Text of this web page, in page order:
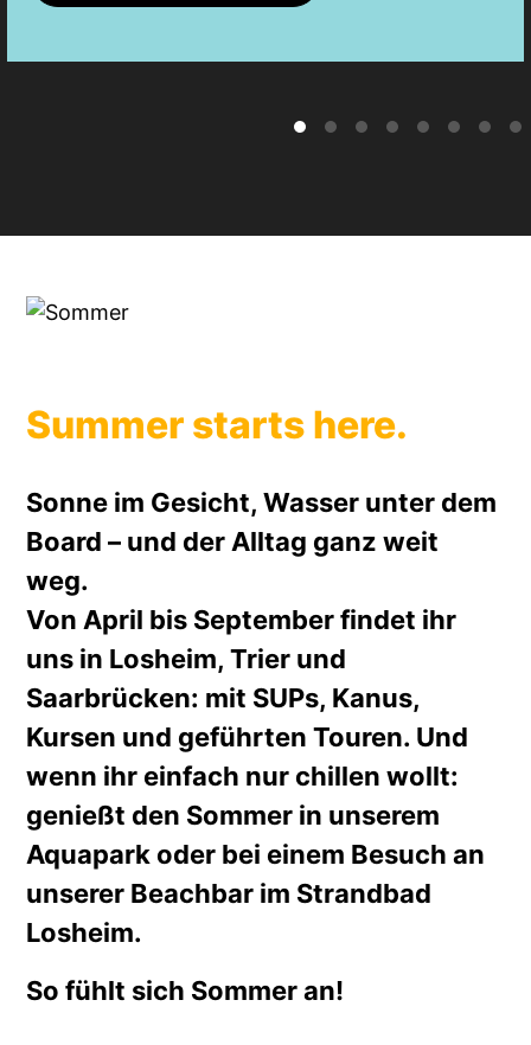
Summer starts here.
Sonne im Gesicht, Wasser unter dem
Board – und der Alltag ganz weit
weg.
Von April bis September findet ihr
uns in Losheim, Trier und
Saarbrücken: mit SUPs, Kanus,
Kursen und geführten Touren. Und
wenn ihr einfach nur chillen wollt:
genießt den Sommer in unserem
Aquapark oder bei einem Besuch an
unserer Beachbar im Strandbad
Losheim.
So fühlt sich Sommer an!